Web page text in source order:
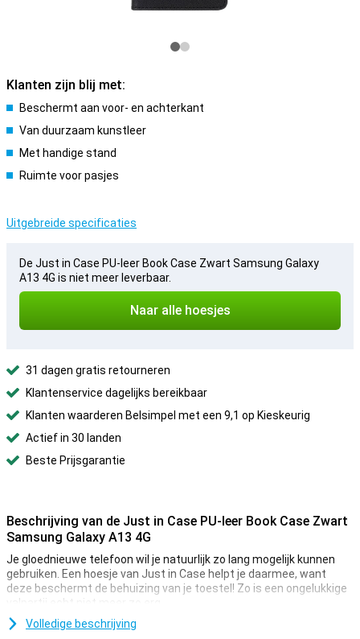
Klanten zijn blij met:
Beschermt aan voor- en achterkant
Van duurzaam kunstleer
Met handige stand
Ruimte voor pasjes
Uitgebreide specificaties
De Just in Case PU-leer Book Case Zwart Samsung Galaxy
A13 4G is niet meer leverbaar.
Naar alle hoesjes
31 dagen gratis retourneren
Klantenservice dagelijks bereikbaar
Klanten waarderen Belsimpel met een 9,1 op Kieskeurig
Actief in 30 landen
Beste Prijsgarantie
Beschrijving van de Just in Case PU-leer Book Case Zwart
Samsung Galaxy A13 4G
Je gloednieuwe telefoon wil je natuurlijk zo lang mogelijk kunnen
gebruiken. Een hoesje van Just in Case helpt je daarmee, want
deze beschermt de behuizing van je toestel! Zo is een ongelukkige
valpartij echt niet meer zo erg.
Wil je nog wel eens je portemonnee vergeten? Dit hoesje heeft
Volledige beschrijving